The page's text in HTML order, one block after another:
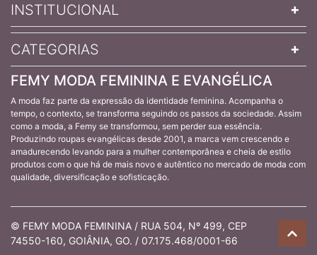
INSTITUCIONAL
CATEGORIAS
FEMY MODA FEMININA E EVANGÉLICA
A moda faz parte da expressão da identidade feminina. Acompanha o
tempo, o contexto, se transforma seguindo os passos da sociedade. Assim
como a moda, a Femy se transformou, sem perder sua essência.
Produzindo roupas evangélicas desde 2001, a marca vem crescendo e
amadurecendo levando para a mulher contemporânea e cheia de estilo
produtos com o que há de mais novo e autêntico no mercado de moda com
qualidade, diversificação e sofisticação.
© FEMY MODA FEMININA / RUA 504, Nº 499, CEP
74550-160, GOIÂNIA, GO. / 07.175.468/0001-66